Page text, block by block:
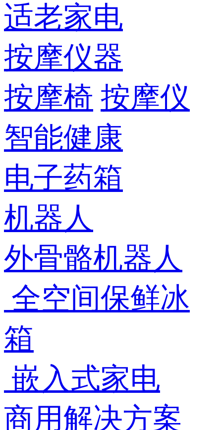
适老家电
按摩仪器
按摩椅 按摩仪
智能健康
电子药箱
机器人
外骨骼机器人
全空间保鲜冰
箱
嵌入式家电
商用解决方案